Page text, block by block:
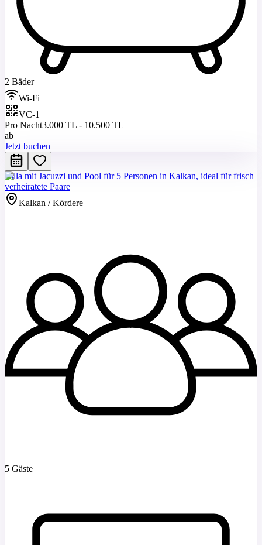
2 Bäder
Wi-Fi
VC-1
Pro Nacht3.000 TL - 10.500 TL
ab
Jetzt buchen
Villa mit Jacuzzi und Pool für 5 Personen in Kalkan, ideal für frisch
verheiratete Paare
Kalkan / Kördere
5 Gäste